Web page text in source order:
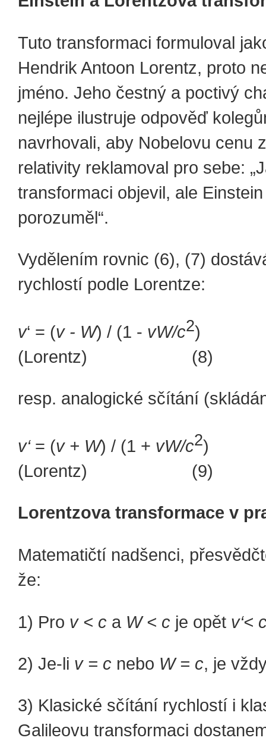
Tuto transformaci formuloval
Hendrik Antoon Lorentz, proto
jméno. Jeho čestný a poctivý
nejlépe ilustruje odpověď
navrhovali, aby Nobelovu cenu
relativity reklamoval pro sebe:
transformaci objevil, ale
porozuměl“.
Vydělením rovnic (6), (7)
rychlostí podle Lorentze:
v‘ = (v - W) / (1 - vW/c2
(Lorentz) (8)
resp. analogické sčítání
v‘ = (v + W) / (1 + vW/c2)
(Lorentz) (9)
Lorentzova transformace v
Matematičtí nadšenci,
že:
1) Pro v < c a W < c je opět v‘<
2) Je-li v = c nebo W = c, je
3) Klasické sčítání rychlostí i
Galileovu transformaci